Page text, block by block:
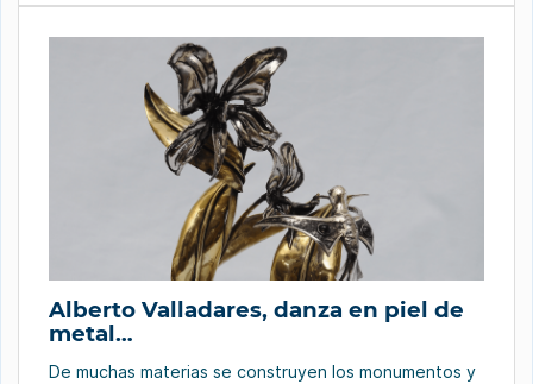
me apareció como el nuevo […]
Alberto Valladares, danza en piel de
metal…
De muchas materias se construyen los monumentos y